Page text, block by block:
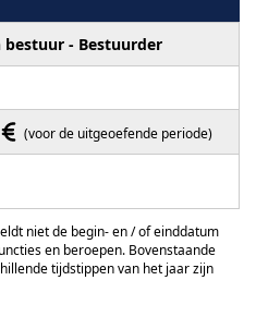
bestuur - Bestuurder
(voor de uitgeoefende periode)
niet de begin- en / of einddatum
en beroepen. Bovenstaande
tijdstippen van het jaar zijn